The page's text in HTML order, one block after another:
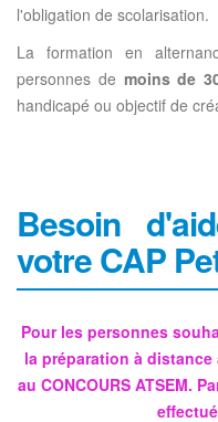
l'obligation de scolarisation.
La formation en
personnes de moins de
handicapé ou objectif de
Besoin
votre CAP
Pour les personnes
la préparation à distance
au CONCOURS ATSEM.